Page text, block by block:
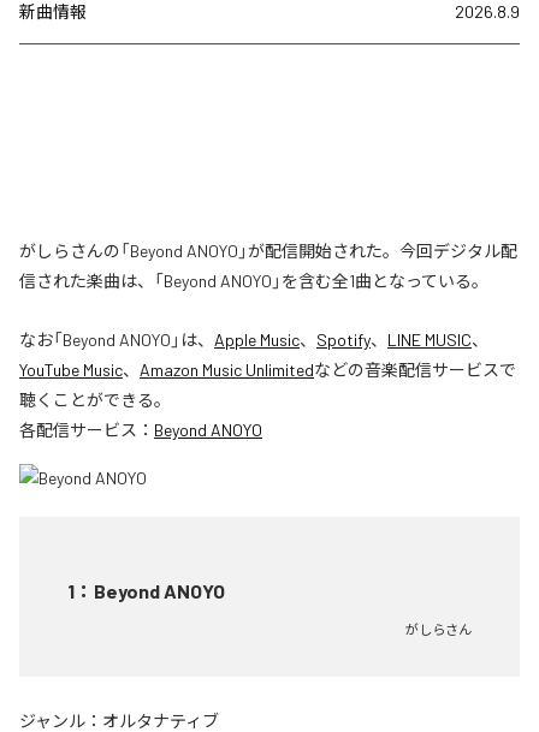
新曲情報 2026.8.9
がしらさんの「Beyond ANOYO」が配信開始された。今回デジタル配
信された楽曲は、「Beyond ANOYO」を含む全1曲となっている。
なお「Beyond ANOYO 」は、 Apple Music、 Spotify、 LINE MUSIC、
YouTube Music、 Amazon Music Unlimitedなどの音楽配信サービスで
聴くことができる。
各配信サービス： Beyond ANOYO
1 ： Beyond ANOYO
がしらさん
ジャンル： オルタナティブ